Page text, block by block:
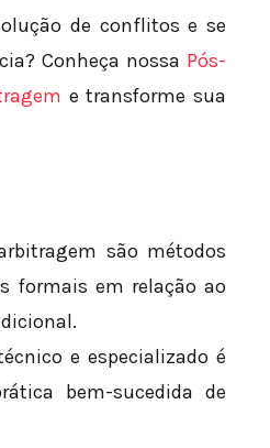
de conflitos e se
Conheça nossa Pós-
e transforme sua
são métodos
formais em relação ao
e especializado é
bem-sucedida de